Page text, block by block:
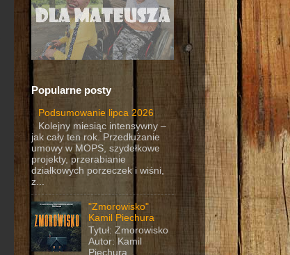
Popularne posty
Podsumowanie lipca 2026
Kolejny miesiąc intensywny –
jak cały ten rok. Przedłużanie
umowy w MOPS, szydełkowe
projekty, przerabianie
działkowych porzeczek i wiśni,
z...
"Zmorowisko"
Kamil Piechura
Tytuł: Zmorowisko
Autor: Kamil
Piechura